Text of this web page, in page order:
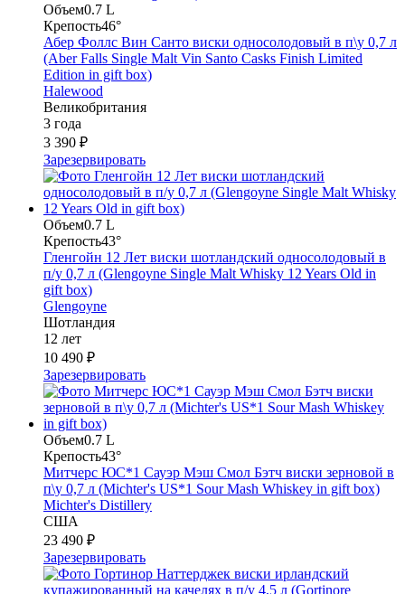
Объем0.7 L
Крепость46°
Абер Фоллс Вин Санто виски односолодовый в п\у 0,7 л
(Aber Falls Single Malt Vin Santo Casks Finish Limited
Edition in gift box)
Halewood
Великобритания
3 года
3 390 ₽
Зарезервировать
Объем0.7 L
Крепость43°
Гленгойн 12 Лет виски шотландский односолодовый в
п/у 0,7 л (Glengoyne Single Malt Whisky 12 Years Old in
gift box)
Glengoyne
Шотландия
12 лет
10 490 ₽
Зарезервировать
Объем0.7 L
Крепость43°
Митчерс ЮС*1 Сауэр Мэш Смол Бэтч виски зерновой в
п\у 0,7 л (Michter's US*1 Sour Mash Whiskey in gift box)
Michter's Distillery
США
23 490 ₽
Зарезервировать